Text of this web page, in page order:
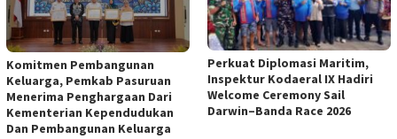
Komitmen Pembangunan
Keluarga, Pemkab Pasuruan
Menerima Penghargaan Dari
Kementerian Kependudukan
Dan Pembangunan Keluarga
Perkuat Diplomasi Maritim,
Inspektur Kodaeral IX Hadiri
Welcome Ceremony Sail
Darwin–Banda Race 2026